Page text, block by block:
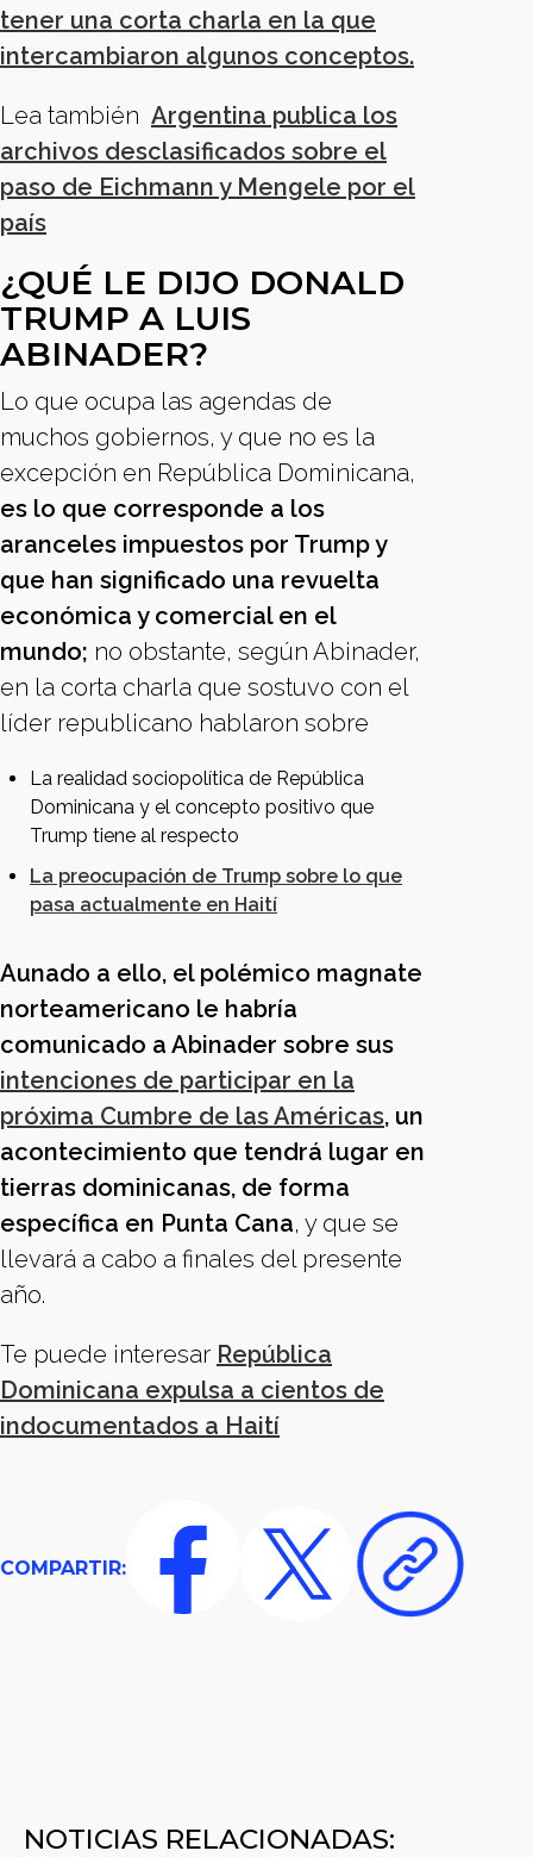
tener una corta charla en la que
intercambiaron algunos conceptos.
Lea también Argentina publica los
archivos desclasificados sobre el
paso de Eichmann y Mengele por el
país
¿QUÉ LE DIJO DONALD
TRUMP A LUIS
ABINADER?
Lo que ocupa las agendas de
muchos gobiernos, y que no es la
excepción en República Dominicana,
es lo que corresponde a los
aranceles impuestos por Trump y
que han significado una revuelta
económica y comercial en el
mundo; no obstante, según Abinader,
en la corta charla que sostuvo con el
líder republicano hablaron sobre
La realidad sociopolítica de República
Dominicana y el concepto positivo que
Trump tiene al respecto
La preocupación de Trump sobre lo que
pasa actualmente en Haití
Aunado a ello, el polémico magnate
norteamericano le habría
comunicado a Abinader sobre sus
intenciones de participar en la
próxima Cumbre de las Américas, un
acontecimiento que tendrá lugar en
tierras dominicanas, de forma
específica en Punta Cana, y que se
llevará a cabo a finales del presente
año.
Te puede interesar República
Dominicana expulsa a cientos de
indocumentados a Haití
COMPARTIR:
NOTICIAS RELACIONADAS: